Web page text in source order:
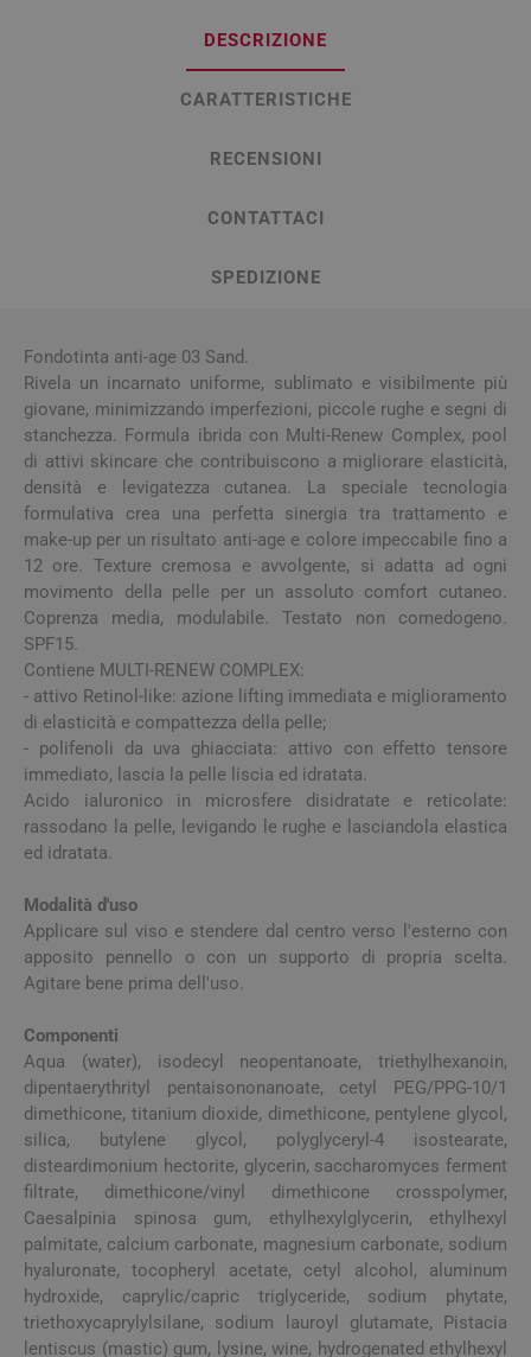
DESCRIZIONE
CARATTERISTICHE
RECENSIONI
CONTATTACI
SPEDIZIONE
Fondotinta anti-age 03 Sand.
Rivela un incarnato uniforme, sublimato e visibilmente più
giovane, minimizzando imperfezioni, piccole rughe e segni di
stanchezza. Formula ibrida con Multi-Renew Complex, pool
di attivi skincare che contribuiscono a migliorare elasticità,
densità e levigatezza cutanea. La speciale tecnologia
formulativa crea una perfetta sinergia tra trattamento e
make-up per un risultato anti-age e colore impeccabile fino a
12 ore. Texture cremosa e avvolgente, si adatta ad ogni
movimento della pelle per un assoluto comfort cutaneo.
Coprenza media, modulabile. Testato non comedogeno.
SPF15.
Contiene MULTI-RENEW COMPLEX:
- attivo Retinol-like: azione lifting immediata e miglioramento
di elasticità e compattezza della pelle;
- polifenoli da uva ghiacciata: attivo con effetto tensore
immediato, lascia la pelle liscia ed idratata.
Acido ialuronico in microsfere disidratate e reticolate:
rassodano la pelle, levigando le rughe e lasciandola elastica
ed idratata.
Modalità d'uso
Applicare sul viso e stendere dal centro verso l'esterno con
apposito pennello o con un supporto di propria scelta.
Agitare bene prima dell'uso.
Componenti
Aqua (water), isodecyl neopentanoate, triethylhexanoin,
dipentaerythrityl pentaisononanoate, cetyl PEG/PPG-10/1
dimethicone, titanium dioxide, dimethicone, pentylene glycol,
silica, butylene glycol, polyglyceryl-4 isostearate,
disteardimonium hectorite, glycerin, saccharomyces ferment
filtrate, dimethicone/vinyl dimethicone crosspolymer,
Caesalpinia spinosa gum, ethylhexylglycerin, ethylhexyl
palmitate, calcium carbonate, magnesium carbonate, sodium
hyaluronate, tocopheryl acetate, cetyl alcohol, aluminum
hydroxide, caprylic/capric triglyceride, sodium phytate,
triethoxycaprylylsilane, sodium lauroyl glutamate, Pistacia
lentiscus (mastic) gum, lysine, wine, hydrogenated ethylhexyl